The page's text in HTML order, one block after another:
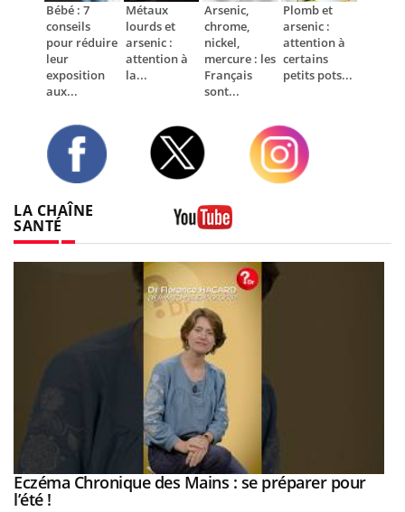
Bébé : 7
conseils
pour réduire
leur
exposition
aux...
Métaux
lourds et
arsenic :
attention à
la...
Arsenic,
chrome,
nickel,
mercure : les
Français
sont...
Plomb et
arsenic :
attention à
certains
petits pots...
LA CHAÎNE
SANTÉ
Youtube
Youtube
Eczéma Chronique des Mains : se préparer pour
l’été !Youtube